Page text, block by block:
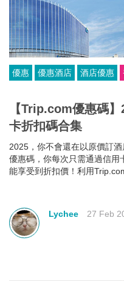
優惠 優惠酒店 酒店優惠
【Trip.com優惠碼
卡折扣碼合集
2025，你不會還在以原價訂
優惠碼，你每次只需通過信
能享受到折扣價！利用
Lychee 27 Feb